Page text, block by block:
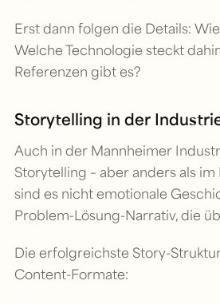
Erst dann folgen die Details:
Welche Technologie steckt
Referenzen gibt es?
Storytelling in der
Auch in der Mannheimer
Storytelling – aber anders als
sind es nicht emotionale
Problem-Lösung-Narrativ, die
Die erfolgreichste Story-
Content-Formate: